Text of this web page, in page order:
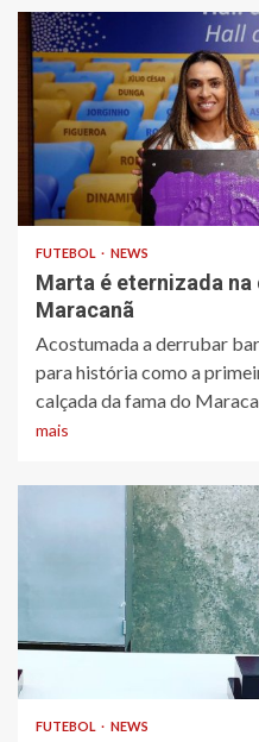
FUTEBOL NEWS
Marta é eternizada
Maracanã
Acostumada a derrubar
para história como a
calçada da fama do
mais
FUTEBOL NEWS